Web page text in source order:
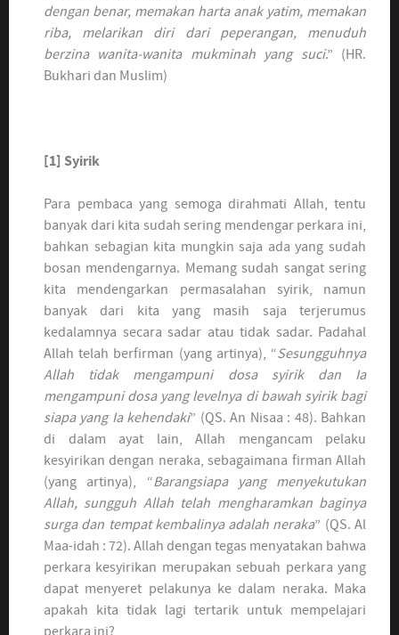
dengan benar, memakan harta anak yatim, memakan
riba, melarikan diri dari peperangan, menuduh
berzina wanita-wanita mukminah yang suci.” (HR.
Bukhari dan Muslim)
[1] Syirik
Para pembaca yang semoga dirahmati Allah, tentu
banyak dari kita sudah sering mendengar perkara ini,
bahkan sebagian kita mungkin saja ada yang sudah
bosan mendengarnya. Memang sudah sangat sering
kita mendengarkan permasalahan syirik, namun
banyak dari kita yang masih saja terjerumus
kedalamnya secara sadar atau tidak sadar. Padahal
Allah telah berfirman (yang artinya), “Sesungguhnya
Allah tidak mengampuni dosa syirik dan Ia
mengampuni dosa yang levelnya di bawah syirik bagi
siapa yang Ia kehendaki” (QS. An Nisaa : 48). Bahkan
di dalam ayat lain, Allah mengancam pelaku
kesyirikan dengan neraka, sebagaimana firman Allah
(yang artinya), “Barangsiapa yang menyekutukan
Allah, sungguh Allah telah mengharamkan baginya
surga dan tempat kembalinya adalah neraka” (QS. Al
Maa-idah : 72). Allah dengan tegas menyatakan bahwa
perkara kesyirikan merupakan sebuah perkara yang
dapat menyeret pelakunya ke dalam neraka. Maka
apakah kita tidak lagi tertarik untuk mempelajari
perkara ini?